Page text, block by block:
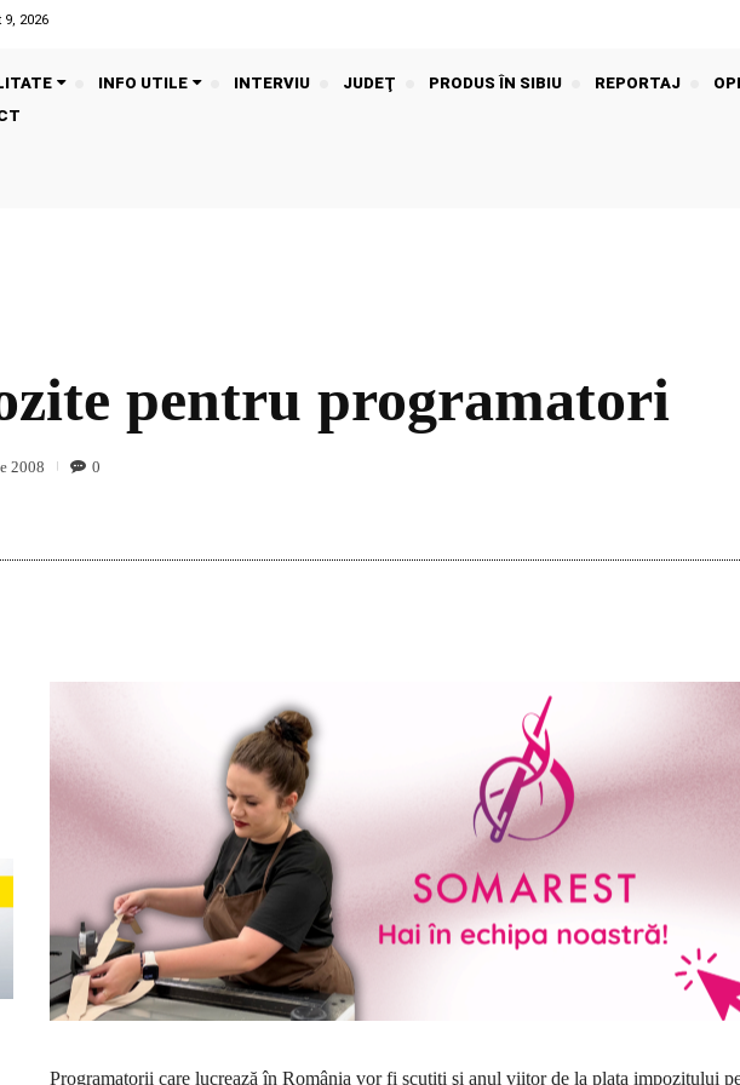
2026
INFO UTILE INTERVIU JUDEŢ PRODUS ÎN SIBIU REPORTAJ
pentru programatori
2008 0
Programatorii care lucrează în România vor fi scutiţi şi anul viitor de la plata impozitului